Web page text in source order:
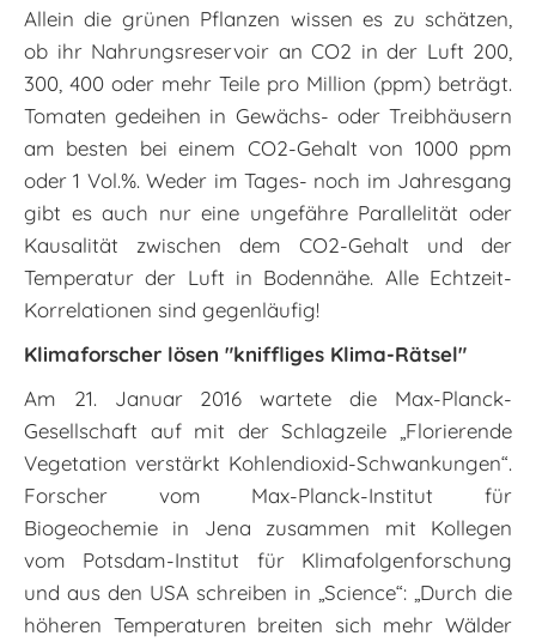
Allein die grünen Pflanzen wissen es zu schätzen,
ob ihr Nahrungsreservoir an CO2 in der Luft 200,
300, 400 oder mehr Teile pro Million (ppm) beträgt.
Tomaten gedeihen in Gewächs- oder Treibhäusern
am besten bei einem CO2-Gehalt von 1000 ppm
oder 1 Vol.%. Weder im Tages- noch im Jahresgang
gibt es auch nur eine ungefähre Parallelität oder
Kausalität zwischen dem CO2-Gehalt und der
Temperatur der Luft in Bodennähe. Alle Echtzeit-
Korrelationen sind gegenläufig!
Klimaforscher lösen "kniffliges Klima-Rätsel"
Am 21. Januar 2016 wartete die Max-Planck-
Gesellschaft auf mit der Schlagzeile „Florierende
Vegetation verstärkt Kohlendioxid-Schwankungen“.
Forscher vom Max-Planck-Institut für
Biogeochemie in Jena zusammen mit Kollegen
vom Potsdam-Institut für Klimafolgenforschung
und aus den USA schreiben in „Science“: „Durch die
höheren Temperaturen breiten sich mehr Wälder